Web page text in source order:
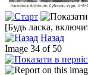
[Будь ласка,
Назад
Image 34 of 50